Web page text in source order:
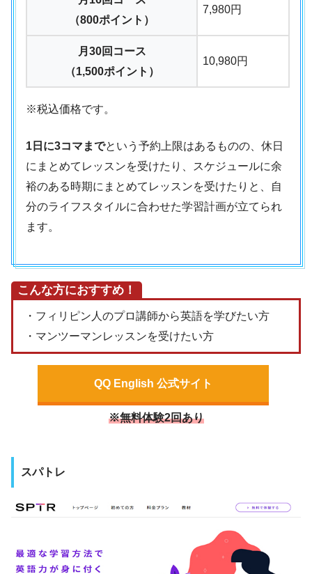
（800ポイント）
7,980円
月30回コース
（1,500ポイント）
10,980円
※税込価格です。
1日に3コマまでという予約上限はあるものの、休日
にまとめてレッスンを受けたり、スケジュールに余
裕のある時期にまとめてレッスンを受けたりと、自
分のライフスタイルに合わせた学習計画が立てられ
ます。
こんな方におすすめ！
・フィリピン人のプロ講師から英語を学びたい方
・マンツーマンレッスンを受けたい方
QQ English 公式サイト
※無料体験2回あり
スパトレ